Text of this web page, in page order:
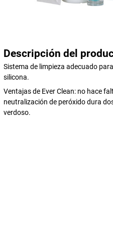
Descripción del
Sistema de limpieza adecuado
silicona.
Ventajas de Ever Clean: no hace
neutralización de peróxido dura
verdoso.